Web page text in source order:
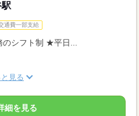
駅
通費一部支給
シフト制 ★平日...
と見る
細を見る